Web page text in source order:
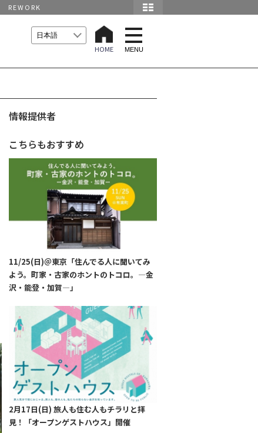
REWORK
HOME
t
o
g
l
MENU
情報提供者
こちらもおすすめ
11/25(日)＠東京「住んでる人に聞いてみ
よう。町家・古家のホントのトコロ。―金
沢・能登・加賀―」
2月17日(日) 旅人も住む人もチラリと拝
見！「オープンゲストハウス」開催